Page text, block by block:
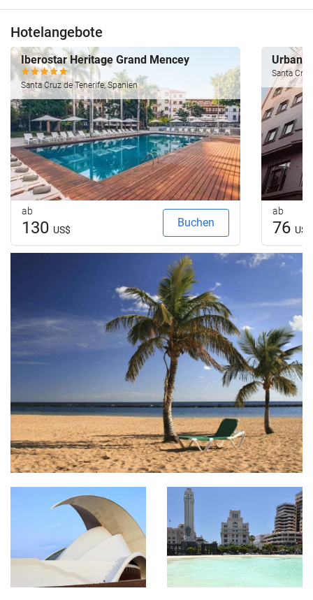
Hotelangebote
Iberostar Heritage Grand Mencey
Santa Cruz de Tenerife, Spanien
ab
130 US$
Buchen
Urban
Santa
ab
76 US$